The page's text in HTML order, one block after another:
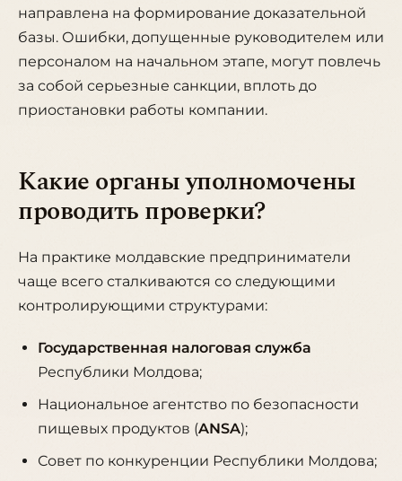
направлена на формирование доказательной
базы. Ошибки, допущенные руководителем или
персоналом на начальном этапе, могут повлечь
за собой серьезные санкции, вплоть до
приостановки работы компании.
Какие органы уполномочены
проводить проверки?
На практике молдавские предприниматели
чаще всего сталкиваются со следующими
контролирующими структурами:
Государственная налоговая служба
Республики Молдова;
Национальное агентство по безопасности
пищевых продуктов (ANSA);
Совет по конкуренции Республики Молдова;